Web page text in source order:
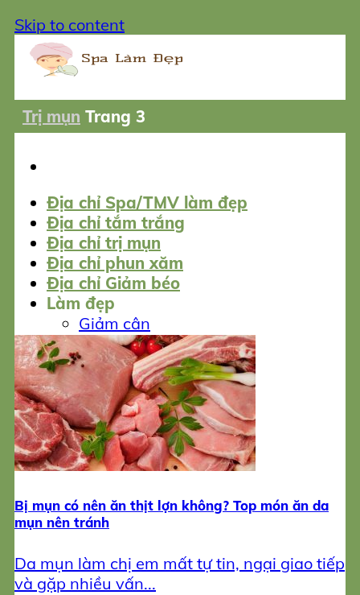
Skip to content
Địa chỉ Spa/TMV làm đẹp
Địa chỉ tắm trắng
Địa chỉ trị mụn
Địa chỉ phun xăm
Địa chỉ Giảm béo
Làm đẹp
Giảm cân
Tắm trắng
Trị mụn
Sản phẩm làm đẹp
đăng ký
Trị mụn Trang 3
Bị mụn có nên ăn thịt lợn không? Top món ăn da
mụn nên tránh
Da mụn làm chị em mất tự tin, ngại giao tiếp
và gặp nhiều vấn...